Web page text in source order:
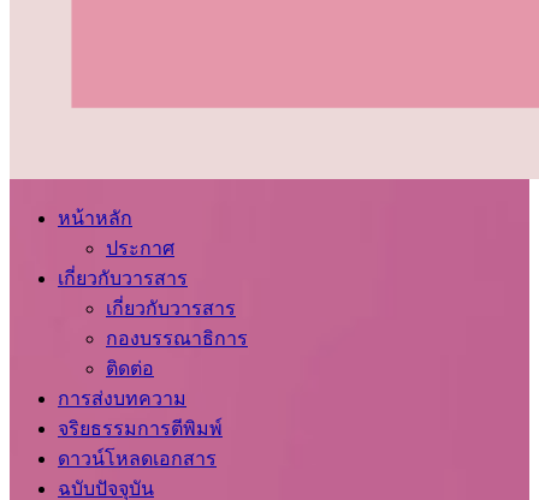
หน้าหลัก
ประกาศ
เกี่ยวกับวารสาร
เกี่ยวกับวารสาร
กองบรรณาธิการ
ติดต่อ
การส่งบทความ
จริยธรรมการตีพิมพ์
ดาวน์โหลดเอกสาร
ฉบับปัจจุบัน